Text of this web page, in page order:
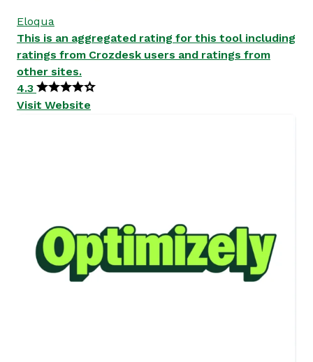
Eloqua
This is an aggregated rating for this tool including
ratings from Crozdesk users and ratings from
other sites.
4.3
Visit Website